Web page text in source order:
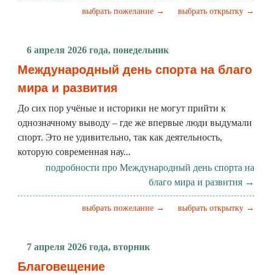
выбрать открытку →
выбрать пожелание →
6 апреля 2026 года, понедельник
Международный день спорта на благо
мира и развития
До сих пор учёные и историки не могут прийти к
однозначному выводу – где же впервые люди выдумали
спорт. Это не удивительно, так как деятельность,
которую современная нау...
подробности про Международный день спорта на
благо мира и развития →
выбрать открытку →
выбрать пожелание →
7 апреля 2026 года, вторник
Благовещение